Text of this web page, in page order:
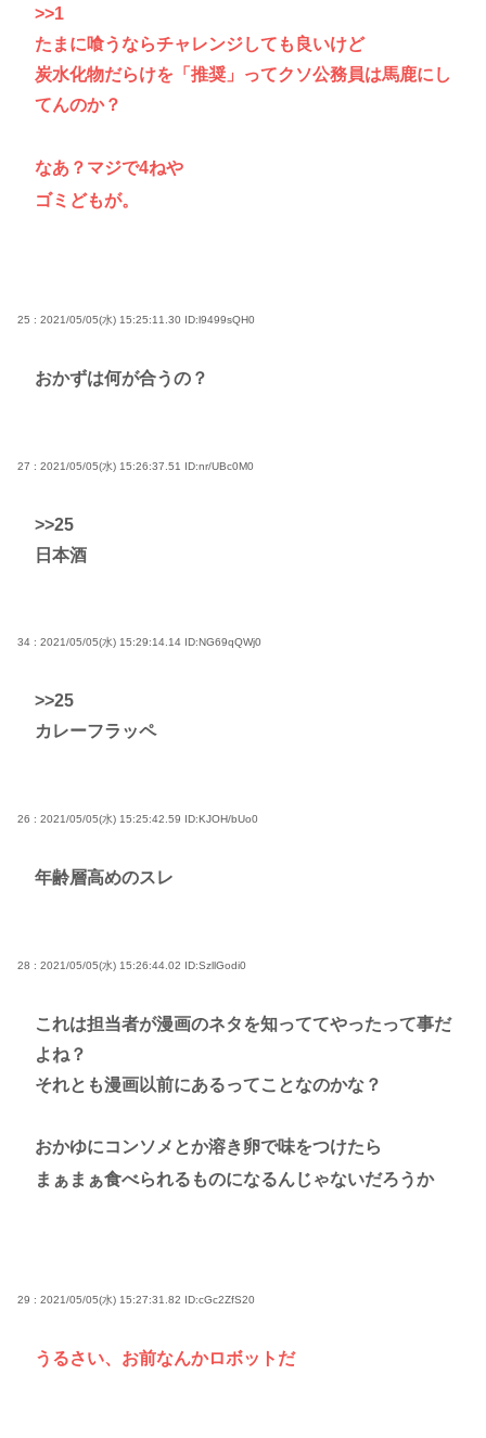
>>1
たまに喰うならチャレンジしても良いけど
炭水化物だらけを「推奨」ってクソ公務員は馬鹿にし
てんのか？
なあ？マジで4ねや
ゴミどもが。
25 : 2021/05/05(水) 15:25:11.30 ID:l9499sQH0
おかずは何が合うの？
27 : 2021/05/05(水) 15:26:37.51 ID:nr/UBc0M0
>>25
日本酒
34 : 2021/05/05(水) 15:29:14.14 ID:NG69qQWj0
>>25
カレーフラッペ
26 : 2021/05/05(水) 15:25:42.59 ID:KJOH/bUo0
年齢層高めのスレ
28 : 2021/05/05(水) 15:26:44.02 ID:SzllGodi0
これは担当者が漫画のネタを知っててやったって事だ
よね？
それとも漫画以前にあるってことなのかな？
おかゆにコンソメとか溶き卵で味をつけたら
まぁまぁ食べられるものになるんじゃないだろうか
29 : 2021/05/05(水) 15:27:31.82 ID:cGc2ZfS20
うるさい、お前なんかロボットだ